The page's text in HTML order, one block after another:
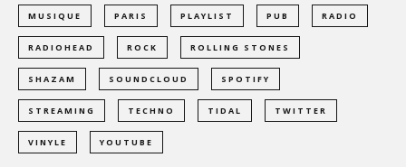
MUSIQUE PARIS PLAYLIST PUB RADIO
RADIOHEAD ROCK ROLLING STONES
SHAZAM SOUNDCLOUD SPOTIFY
STREAMING TECHNO TIDAL TWITTER
VINYLE YOUTUBE